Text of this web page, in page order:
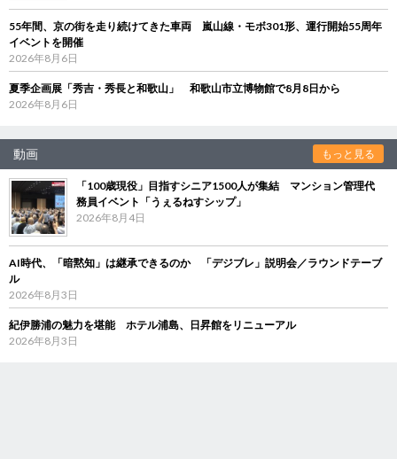
55年間、京の街を走り続けてきた車両 嵐山線・モボ301形、運行開始55周年
イベントを開催
2026年8月6日
夏季企画展「秀吉・秀長と和歌山」 和歌山市立博物館で8月8日から
2026年8月6日
動画 もっと見る
「100歳現役」目指すシニア1500人が集結 マンション管理代
務員イベント「うぇるねすシップ」
2026年8月4日
AI時代、「暗黙知」は継承できるのか 「デジブレ」説明会／ラウンドテーブ
ル
2026年8月3日
紀伊勝浦の魅力を堪能 ホテル浦島、日昇館をリニューアル
2026年8月3日